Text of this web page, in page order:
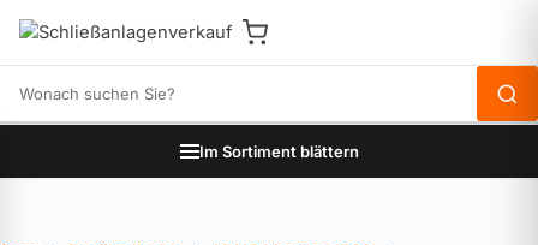
Im Sortiment blättern